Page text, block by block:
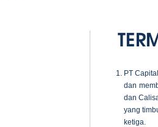
PT
dan
dan
yang
ketiga.